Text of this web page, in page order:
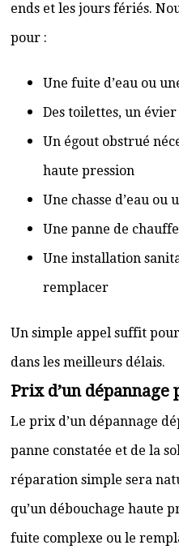
ends et les jours fériés.
pour :
Une fuite d’eau ou
Des toilettes, un
Un égout obstrué
haute pression
Une chasse d’eau
Une panne de
Une installation
remplacer
Un simple appel suffit
dans les meilleurs délais.
Prix d’un
Le prix d’un dépannage
panne constatée et de la
réparation simple sera
qu’un débouchage haute
fuite complexe ou le